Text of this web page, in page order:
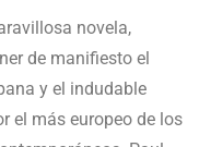
novela,
de manifiesto el
y el indudable
el más europeo de los